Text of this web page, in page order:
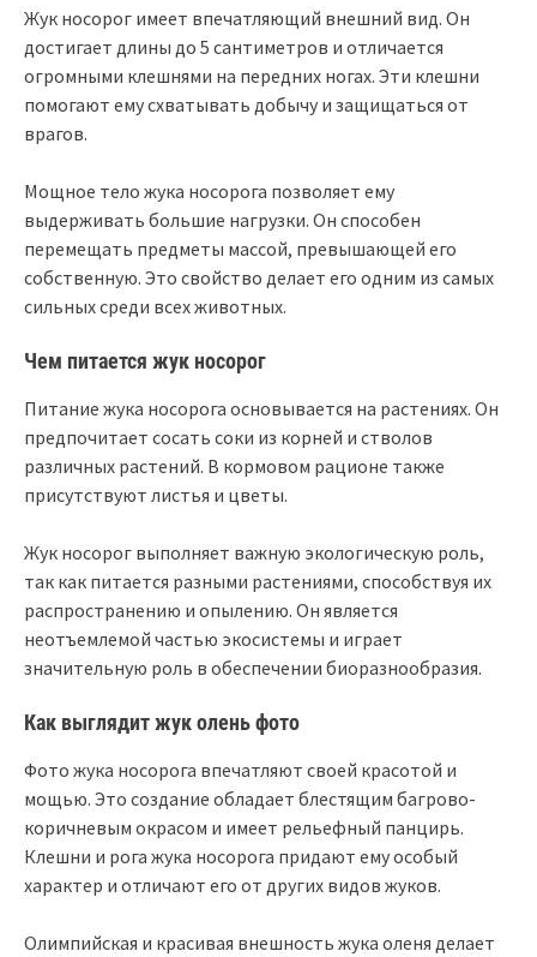
Жук носорог имеет впечатляющий внешний вид. Он
достигает длины до 5 сантиметров и отличается
огромными клешнями на передних ногах. Эти клешни
помогают ему схватывать добычу и защищаться от
врагов.
Мощное тело жука носорога позволяет ему
выдерживать большие нагрузки. Он способен
перемещать предметы массой, превышающей его
собственную. Это свойство делает его одним из самых
сильных среди всех животных.
Чем питается жук носорог
Питание жука носорога основывается на растениях. Он
предпочитает сосать соки из корней и стволов
различных растений. В кормовом рационе также
присутствуют листья и цветы.
Жук носорог выполняет важную экологическую роль,
так как питается разными растениями, способствуя их
распространению и опылению. Он является
неотъемлемой частью экосистемы и играет
значительную роль в обеспечении биоразнообразия.
Как выглядит жук олень фото
Фото жука носорога впечатляют своей красотой и
мощью. Это создание обладает блестящим багрово-
коричневым окрасом и имеет рельефный панцирь.
Клешни и рога жука носорога придают ему особый
характер и отличают его от других видов жуков.
Олимпийская и красивая внешность жука оленя делает